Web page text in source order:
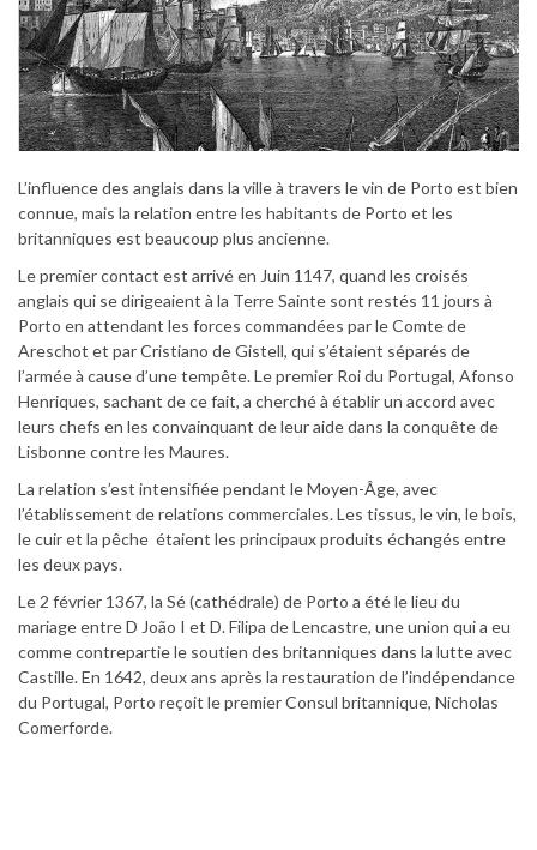
L’influence des anglais dans la ville à travers le vin de Porto est bien
connue, mais la relation entre les habitants de Porto et les
britanniques est beaucoup plus ancienne.
Le premier contact est arrivé en Juin 1147, quand les croisés
anglais qui se dirigeaient à la Terre Sainte sont restés 11 jours à
Porto en attendant les forces commandées par le Comte de
Areschot et par Cristiano de Gistell, qui s’étaient séparés de
l’armée à cause d’une tempête. Le premier Roi du Portugal, Afonso
Henriques, sachant de ce fait, a cherché à établir un accord avec
leurs chefs en les convainquant de leur aide dans la conquête de
Lisbonne contre les Maures.
La relation s’est intensifiée pendant le Moyen-Âge, avec
l’établissement de relations commerciales. Les tissus, le vin, le bois,
le cuir et la pêche étaient les principaux produits échangés entre
les deux pays.
Le 2 février 1367, la Sé (cathédrale) de Porto a été le lieu du
mariage entre D João I et D. Filipa de Lencastre, une union qui a eu
comme contrepartie le soutien des britanniques dans la lutte avec
Castille. En 1642, deux ans après la restauration de l’indépendance
du Portugal, Porto reçoit le premier Consul britannique, Nicholas
Comerforde.